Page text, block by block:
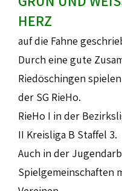
HERZ
auf die Fahne
Durch eine gute
Riedöschingen
der SG RieHo.
RieHo I in der
II Kreisliga B Staffel 3.
Auch in der
Spielgemeinschaften